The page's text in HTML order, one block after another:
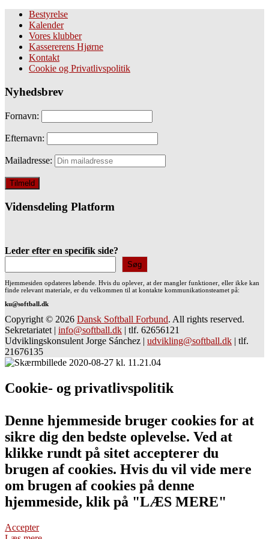
Bestyrelse
Kalender
Vores klubber
Kassererens Hjørne
Kontakt
Cookie og Privatlivspolitik
Nyhedsbrev
Fornavn:
Efternavn:
Mailadresse:
Vidensdeling Platform
Leder efter en specifik side?
Søg
Hjemmesiden opdateres løbende. Hvis du oplever, at der mangler funktioner, eller ikke kan
finde relevant materiale, er du velkommen til at kontakte kommunikationsteamet på:
ku@softball.dk
Copyright © 2026 Dansk Softball Forbund. All rights reserved.
Sekretariatet | info@softball.dk | tlf. 62656121
Udviklingskonsulent Jorge Sánchez | udvikling@softball.dk | tlf.
21676135
Cookie- og privatlivspolitik
Denne hjemmeside bruger cookies for at
sikre dig den bedste oplevelse. Ved at
klikke rundt på sitet accepterer du
brugen af cookies. Hvis du vil vide mere
om brugen af cookies på denne
hjemmeside, klik på "LÆS MERE"
Accepter